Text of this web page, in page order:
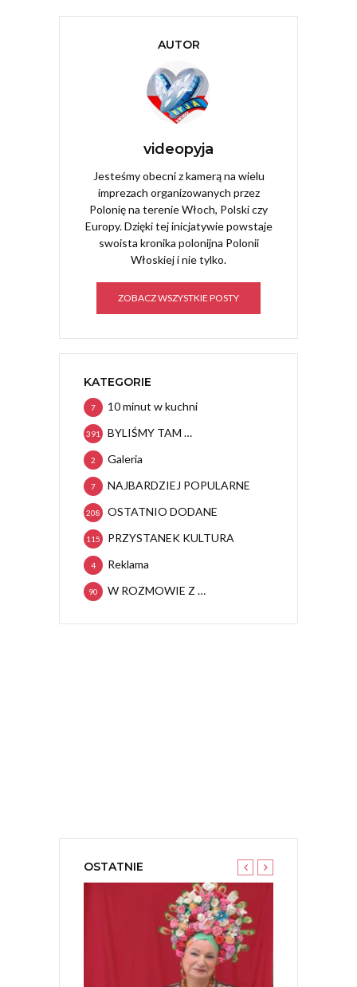
AUTOR
videopyja
Jesteśmy obecni z kamerą na wielu
imprezach organizowanych przez
Polonię na terenie Włoch, Polski czy
Europy. Dzięki tej inicjatywie powstaje
swoista kronika polonijna Polonii
Włoskiej i nie tylko.
ZOBACZ WSZYSTKIE POSTY
KATEGORIE
10 minut w kuchni
7
BYLIŚMY TAM …
391
Galeria
2
NAJBARDZIEJ POPULARNE
7
OSTATNIO DODANE
208
PRZYSTANEK KULTURA
115
Reklama
4
W ROZMOWIE Z …
90
OSTATNIE